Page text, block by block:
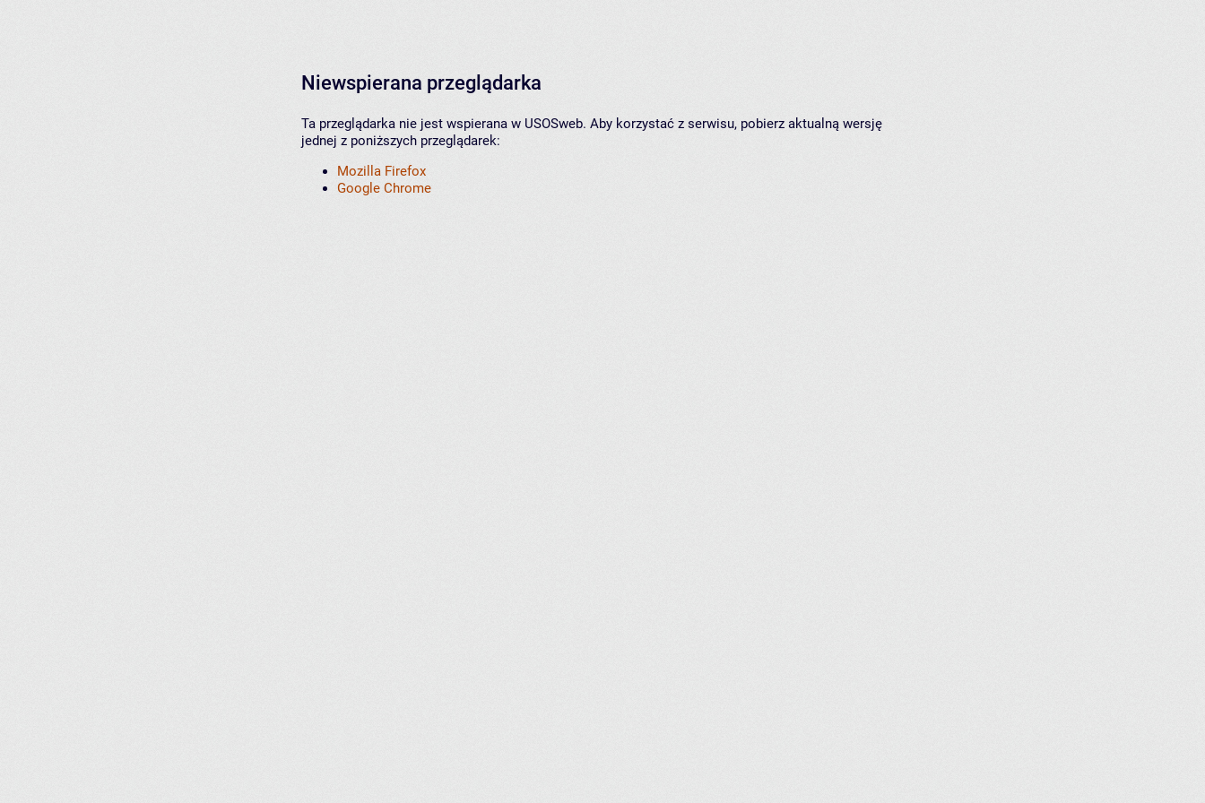
Niewspierana przeglądarka
Ta przeglądarka nie jest wspierana w USOSweb. Aby korzystać z serwisu, pobierz aktualną wersję
jednej z poniższych przeglądarek:
Mozilla Firefox
Google Chrome